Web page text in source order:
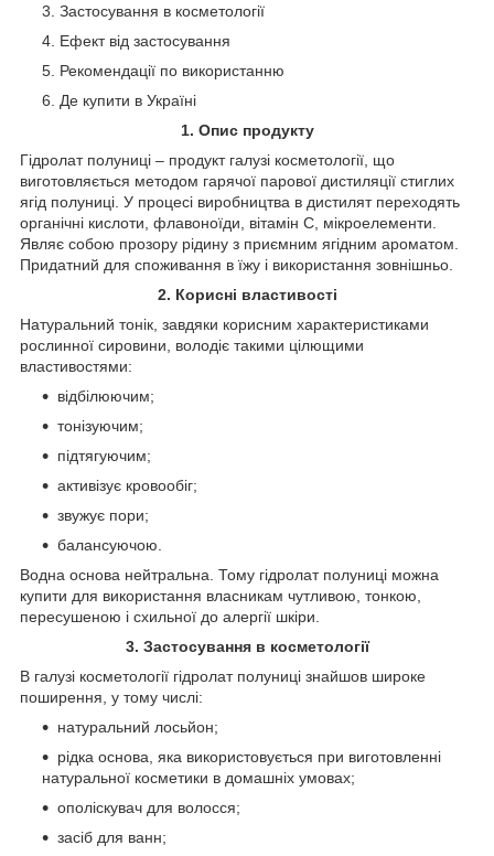
Застосування в косметології
Ефект від застосування
Рекомендації по використанню
Де купити в Україні
1. Опис продукту
Гідролат полуниці – продукт галузі косметології, що
виготовляється методом гарячої парової дистиляції стиглих
ягід полуниці. У процесі виробництва в дистилят переходять
органічні кислоти, флавоноїди, вітамін С, мікроелементи.
Являє собою прозору рідину з приємним ягідним ароматом.
Придатний для споживання в їжу і використання зовнішньо.
2. Корисні властивості
Натуральний тонік, завдяки корисним характеристиками
рослинної сировини, володіє такими цілющими
властивостями:
відбілюючим;
тонізуючим;
підтягуючим;
активізує кровообіг;
звужує пори;
балансуючою.
Водна основа нейтральна. Тому гідролат полуниці можна
купити для використання власникам чутливою, тонкою,
пересушеною і схильної до алергії шкіри.
3. Застосування в косметології
В галузі косметології гідролат полуниці знайшов широке
поширення, у тому числі:
натуральний лосьйон;
рідка основа, яка використовується при виготовленні
натуральної косметики в домашніх умовах;
ополіскувач для волосся;
засіб для ванн;